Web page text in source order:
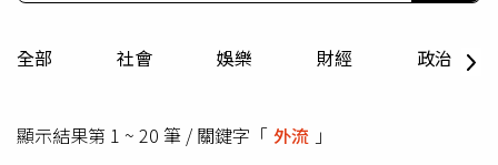
全部 社會 娛樂 財經 政治
顯示結果第 1 ~ 20 筆 / 關鍵字「 外流 」